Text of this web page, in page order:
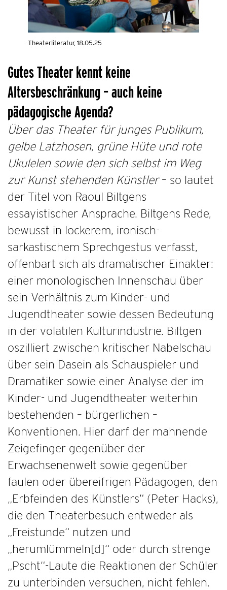
Theaterliteratur, 18.05.25
Gutes Theater kennt keine
Altersbeschränkung – auch keine
pädagogische Agenda?
Über das Theater für junges Publikum,
gelbe Latzhosen, grüne Hüte und rote
Ukulelen sowie den sich selbst im Weg
zur Kunst stehenden Künstler– so lautet
der Titel von Raoul Biltgens
essayistischer Ansprache. Biltgens Rede,
bewusst in lockerem, ironisch-
sarkastischem Sprechgestus verfasst,
offenbart sich als dramatischer Einakter:
einer monologischen Innenschau über
sein Verhältnis zum Kinder- und
Jugendtheater sowie dessen Bedeutung
in der volatilen Kulturindustrie. Biltgen
oszilliert zwischen kritischer Nabelschau
über sein Dasein als Schauspieler und
Dramatiker sowie einer Analyse der im
Kinder- und Jugendtheater weiterhin
bestehenden – bürgerlichen –
Konventionen. Hier darf der mahnende
Zeigefinger gegenüber der
Erwachsenenwelt sowie gegenüber
faulen oder übereifrigen Pädagogen, den
„Erbfeinden des Künstlers“ (Peter Hacks),
die den Theaterbesuch entweder als
„Freistunde“ nutzen und
„herumlümmeln[d]“ oder durch strenge
„Pscht“-Laute die Reaktionen der Schüler
zu unterbinden versuchen, nicht fehlen.